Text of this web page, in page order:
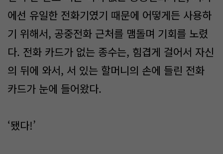
에선 유일한 전화기였기 때문에 어떻게든 사용하
기 위해서, 공중전화 근처를 맴돌며 기회를 노렸
다. 전화 카드가 없는 종수는, 힘겹게 걸어서 자신
의 뒤에 와서, 서 있는 할머니의 손에 들린 전화
카드가 눈에 들어왔다.
‘됐다!’